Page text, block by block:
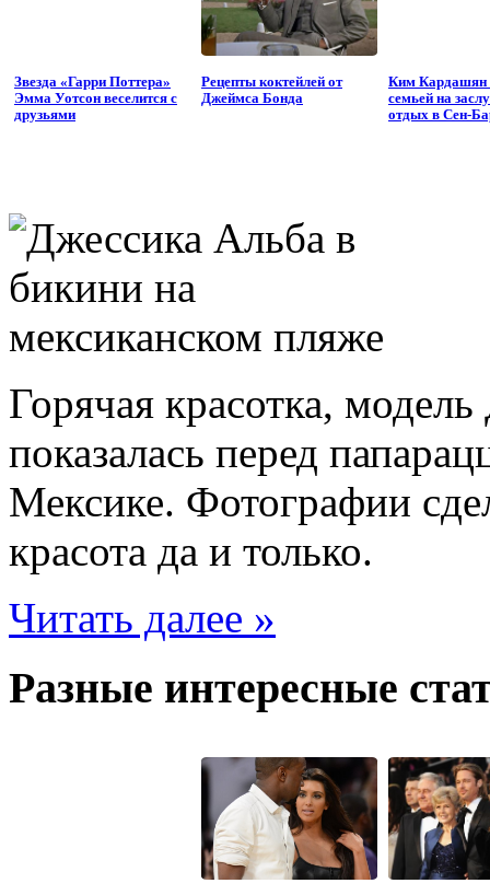
Звезда «Гарри Поттера»
Эмма Уотсон веселится с
друзьями
Рецепты коктейлей от
Джеймса Бонда
Ким Кардашян
семьей на
отдых в Сен-
Горячая красотка,
показалась перед
Мексике. Фотографии
красота да и только.
Читать далее »
Разные интересные